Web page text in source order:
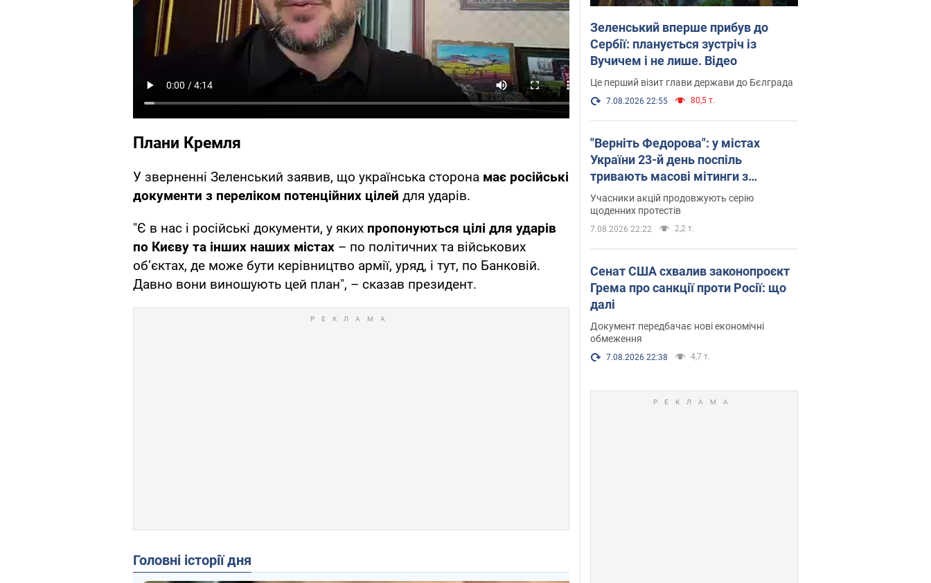
Плани Кремля
У зверненні Зеленський заявив, що українська сторона має російські
документи з переліком потенційних цілей для ударів.
"Є в нас і російські документи, у яких пропонуються цілі для ударів
по Києву та інших наших містах – по політичних та військових
обʼєктах, де може бути керівництво армії, уряд, і тут, по Банковій.
Давно вони виношують цей план", – сказав президент.
Головні історії дня
Зеленський вперше прибув до
Сербії: планується зустріч із
Вучичем і не лише. Відео
Це перший візит глави держави до Бєлграда
7.08.2026 22:55 80,5 т.
"Верніть Федорова": у містах
України 23-й день поспіль
тривають масові мітинги з
картонками. Фото і відео
Учасники акцій продовжують серію
щоденних протестів
7.08.2026 22:22 2,2 т.
Сенат США схвалив законопроєкт
Грема про санкції проти Росії: що
далі
Документ передбачає нові економічні
обмеження
7.08.2026 22:38 4,7 т.